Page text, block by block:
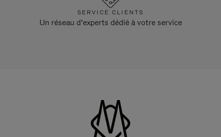
SERVICE CLIENTS
Un réseau d’experts dédié à votre service